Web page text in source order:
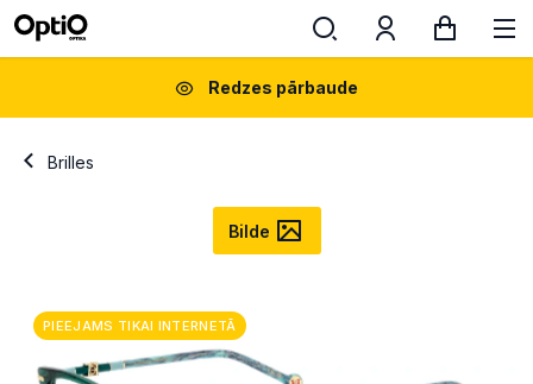
Redzes pārbaude
Brilles
Bilde
PIEEJAMS TIKAI INTERNETĀ